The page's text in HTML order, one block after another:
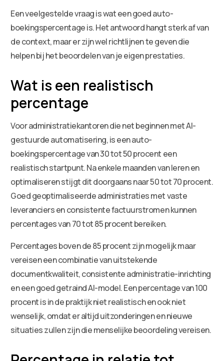
Een veelgestelde vraag is wat een goed auto-
boekingspercentage is. Het antwoord hangt sterk af van
de context, maar er zijn wel richtlijnen te geven die
helpen bij het beoordelen van je eigen prestaties.
Wat is een realistisch
percentage
Voor administratiekantoren die net beginnen met AI-
gestuurde automatisering, is een auto-
boekingspercentage van 30 tot 50 procent een
realistisch startpunt. Na enkele maanden van leren en
optimaliseren stijgt dit doorgaans naar 50 tot 70 procent.
Goed geoptimaliseerde administraties met vaste
leveranciers en consistente factuurstromen kunnen
percentages van 70 tot 85 procent bereiken.
Percentages boven de 85 procent zijn mogelijk maar
vereisen een combinatie van uitstekende
documentkwaliteit, consistente administratie-inrichting
en een goed getraind AI-model. Een percentage van 100
procent is in de praktijk niet realistisch en ook niet
wenselijk, omdat er altijd uitzonderingen en nieuwe
situaties zullen zijn die menselijke beoordeling vereisen.